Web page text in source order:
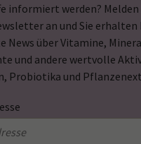
informiert werden? Melden
an und Sie erhalten
News über Vitamine,
und andere wertvolle
Probiotika und